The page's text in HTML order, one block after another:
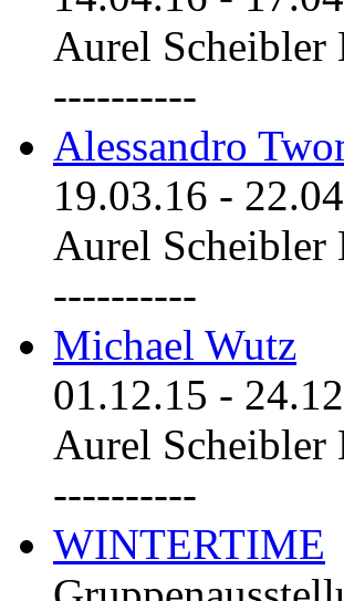
Aurel Scheibler
----------
Alessandro
19.03.16 -
Aurel Scheibler
----------
Michael Wutz
01.12.15 -
Aurel Scheibler
----------
WINTERTIME